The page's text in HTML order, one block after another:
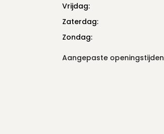
Vrijdag:
Zaterdag:
Zondag:
Aangepaste openingstijden